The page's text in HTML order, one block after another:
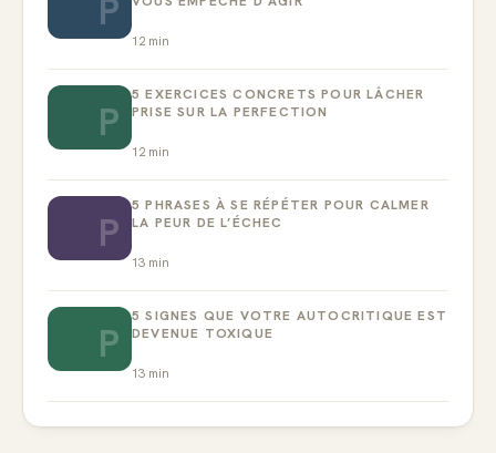
P
12min
P
5 EXERCICES CONCRETS POUR LÂCHER
PRISE SUR LA PERFECTION
12min
P
5 PHRASES À SE RÉPÉTER POUR CALMER
LA PEUR DE L’ÉCHEC
13 min
P
5 SIGNES QUE VOTRE AUTOCRITIQUE EST
DEVENUE TOXIQUE
13 min